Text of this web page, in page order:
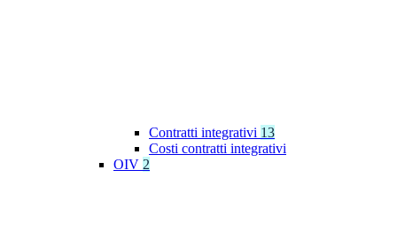
Contratti integrativi 13
Costi contratti integrativi
OIV 2